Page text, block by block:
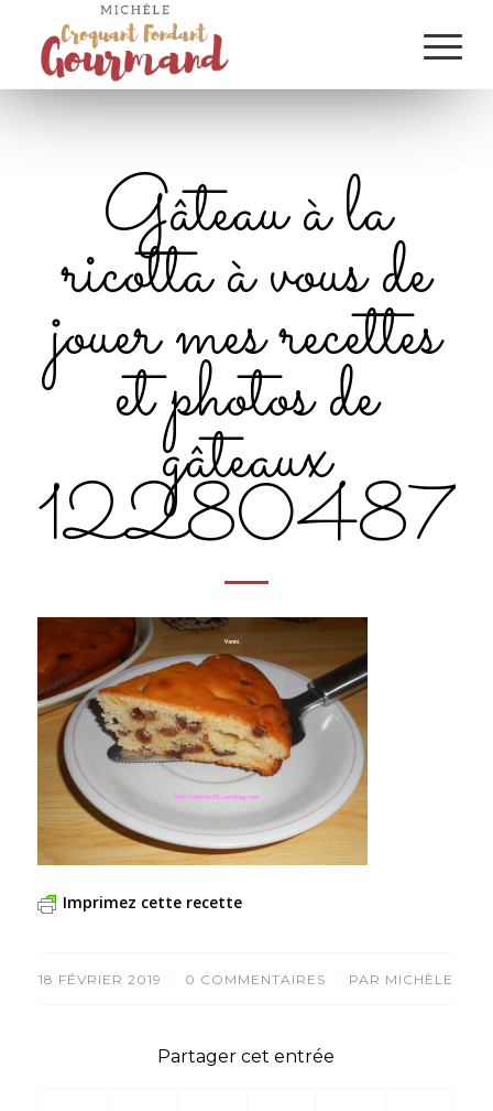
Gâteau à la
ricotta à vous de
jouer mes recettes
et photos de
gâteaux
Imprimez cette recette
18 FÉVRIER 2019
/ 0 COMMENTAIRES
/ PAR MICHÈLE
Partager cet entrée